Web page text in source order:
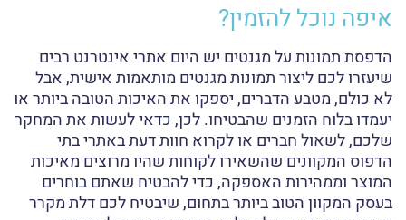
איפה נוכל להזמין?
הדפסת תמונות על מגנטים יש היום אתרי אינטרנט רבים
שיעזרו לכם ליצור תמונות מגנטים מותאמות אישית, אבל
לא כולם, מטבע הדברים, יספקו את האיכות הטובה ביותר או
יעמדו בלוח הזמנים שהבטיחו. לכן, כדאי לעשות את המחקר
שלכם, לשאול חברים או לקרוא חוות דעת באתרי בתי
הדפוס המקוונים שהשאירו לקוחות שהיו מרוצים מאיכות
המוצר וממהירות האספקה, כדי להבטיח שאתם בוחרים
בעסק המקוון הטוב ביותר בתחום, שיבטיח לכם דלת מקרר